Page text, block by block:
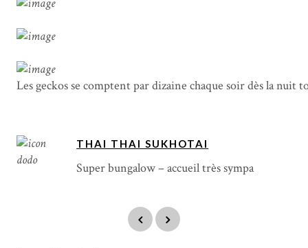
Les geckos se comptent par dizaine chaque soir dès la nuit
THAI THAI SUKHOTAI
Super bungalow – accueil très sympa